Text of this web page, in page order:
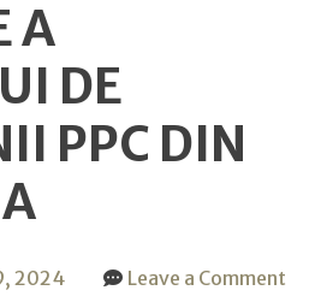
A
DE
PPC DIN
2024
Leave a Comment